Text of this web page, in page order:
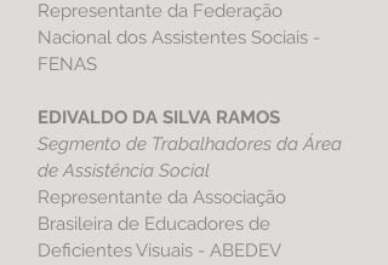
Representante da Federação
Nacional dos Assistentes Sociais -
FENAS
EDIVALDO DA SILVA RAMOS
Segmento de Trabalhadores da Área
de Assistência Social
Representante da Associação
Brasileira de Educadores de
Deficientes Visuais - ABEDEV